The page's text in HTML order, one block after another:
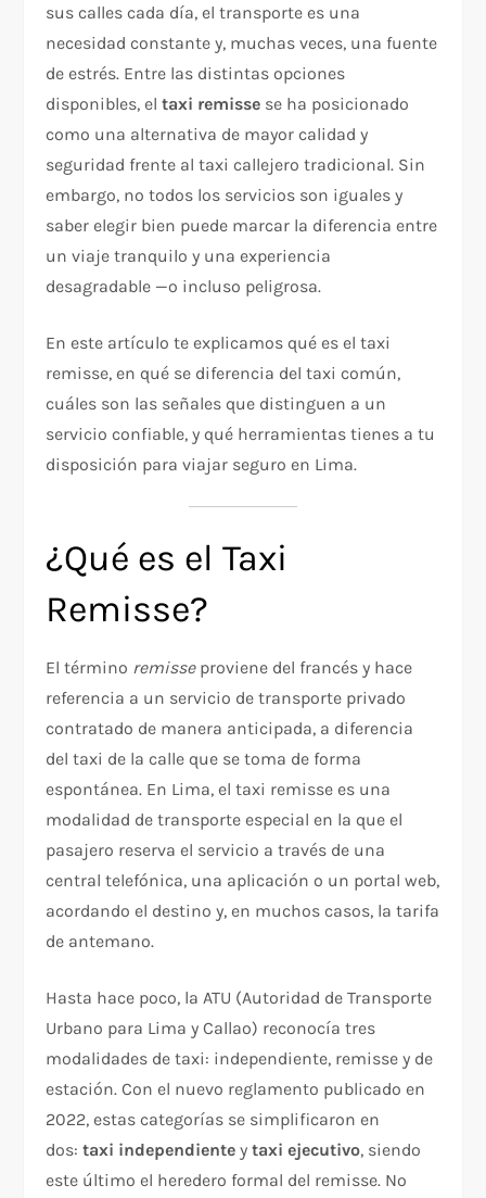
sus calles cada día, el transporte es una
necesidad constante y, muchas veces, una fuente
de estrés. Entre las distintas opciones
disponibles, eltaxi remisse se ha posicionado
como una alternativa de mayor calidad y
seguridad frente al taxi callejero tradicional. Sin
embargo, no todos los servicios son iguales y
saber elegir bien puede marcar la diferencia entre
un viaje tranquilo y una experiencia
desagradable —o incluso peligrosa.
En este artículo te explicamos qué es el taxi
remisse, en qué se diferencia del taxi común,
cuáles son las señales que distinguen a un
servicio confiable, y qué herramientas tienes a tu
disposición para viajar seguro en Lima.
¿Qué es el Taxi
Remisse?
El término remisseproviene del francés y hace
referencia a un servicio de transporte privado
contratado de manera anticipada, a diferencia
del taxi de la calle que se toma de forma
espontánea. En Lima, el taxi remisse es una
modalidad de transporte especial en la que el
pasajero reserva el servicio a través de una
central telefónica, una aplicación o un portal web,
acordando el destino y, en muchos casos, la tarifa
de antemano.​
Hasta hace poco, la ATU (Autoridad de Transporte
Urbano para Lima y Callao) reconocía tres
modalidades de taxi: independiente, remisse y de
estación. Con el nuevo reglamento publicado en
2022, estas categorías se simplificaron en
dos:taxi independiente ytaxi ejecutivo, siendo
este último el heredero formal del remisse. No